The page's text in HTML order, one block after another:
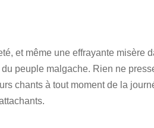
et même une effrayante misère
peuple malgache. Rien ne
chants à tout moment de la